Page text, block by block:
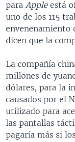
LAS CLAVES
PANORAMA
BUENOS DÍAS
ESTADOS
EL MUNDO AL
DEPORTIVO
NOTA
Learning English
SÍGANOS
Idiomas
para Appleestá
uno de los 115
envenenamiento
dicen que la
La compañía
millones de
dólares, para la
causados por el
utilizado para
las pantallas
pagaría más si